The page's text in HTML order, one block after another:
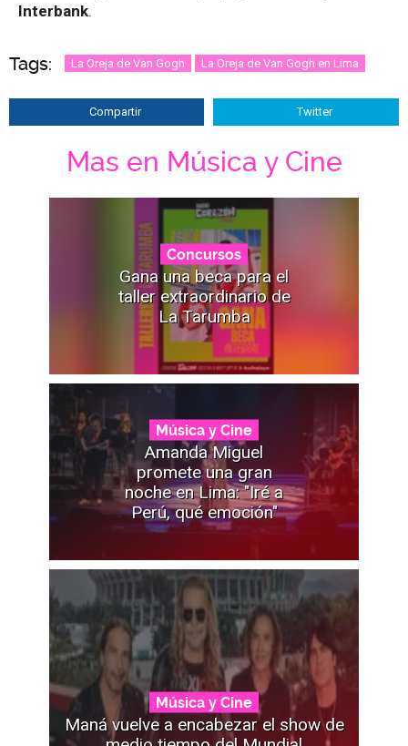
Interbank.
Tags: La Oreja de Van Gogh La Oreja de Van Gogh en Lima
Compartir Twitter
Mas en Música y Cine
Concursos
Gana una beca para el
taller extraordinario de
La Tarumba
Música y Cine
Amanda Miguel
promete una gran
noche en Lima: "Iré a
Perú, qué emoción"
Música y Cine
Maná vuelve a encabezar el show de